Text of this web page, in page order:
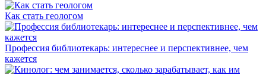
Как стать геологом
Профессия библиотекарь: интереснее и перспективнее, чем
кажется